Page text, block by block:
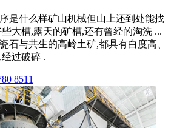
是什么样矿山机械但山上还到处能找
大槽,露天的矿槽,还有曾经的淘洗 ...
石与共生的高岭土矿,都具有白度高、
过破碎 .
8511